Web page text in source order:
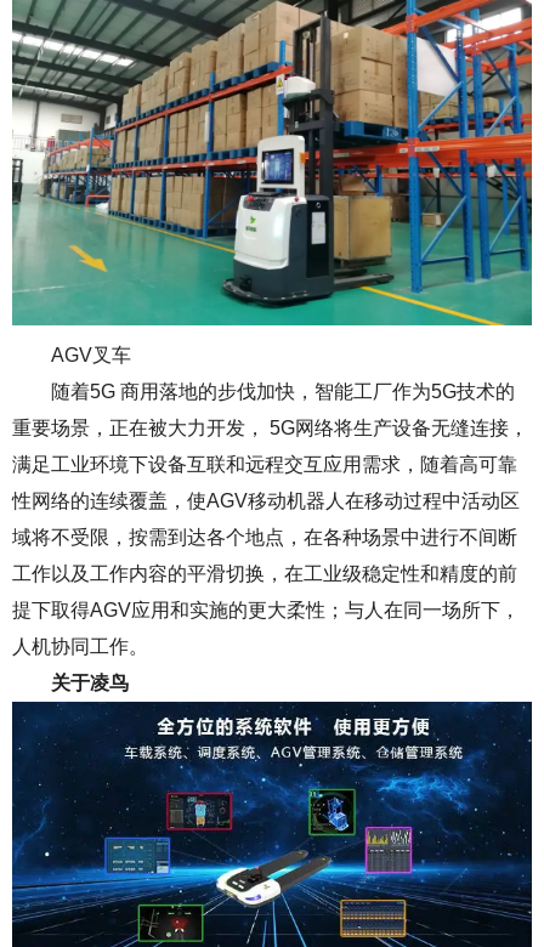
AGV叉车
随着5G 商用落地的步伐加快，智能工厂作为5G技术的
重要场景，正在被大力开发， 5G网络将生产设备无缝连接，
满足工业环境下设备互联和远程交互应用需求，随着高可靠
性网络的连续覆盖，使AGV移动机器人在移动过程中活动区
域将不受限，按需到达各个地点，在各种场景中进行不间断
工作以及工作内容的平滑切换，在工业级稳定性和精度的前
提下取得AGV应用和实施的更大柔性；与人在同一场所下，
人机协同工作。
关于凌鸟